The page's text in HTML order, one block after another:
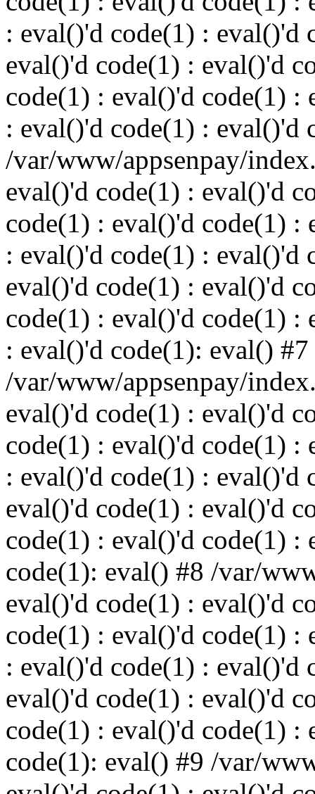
: eval()'d code(1) : eval()'d
eval()'d code(1) : eval()'d
code(1) : eval()'d code(1) :
: eval()'d code(1) : eval()'d
/var/www/appsenpay/
eval()'d code(1) : eval()'d
code(1) : eval()'d code(1) :
: eval()'d code(1) : eval()'d
eval()'d code(1) : eval()'d
code(1) : eval()'d code(1) :
: eval()'d code(1): eval() #7
/var/www/appsenpay/
eval()'d code(1) : eval()'d
code(1) : eval()'d code(1) :
: eval()'d code(1) : eval()'d
eval()'d code(1) : eval()'d
code(1) : eval()'d code(1) :
code(1): eval() #8 /var/
eval()'d code(1) : eval()'d
code(1) : eval()'d code(1) :
: eval()'d code(1) : eval()'d
eval()'d code(1) : eval()'d
code(1) : eval()'d code(1) :
code(1): eval() #9 /var/